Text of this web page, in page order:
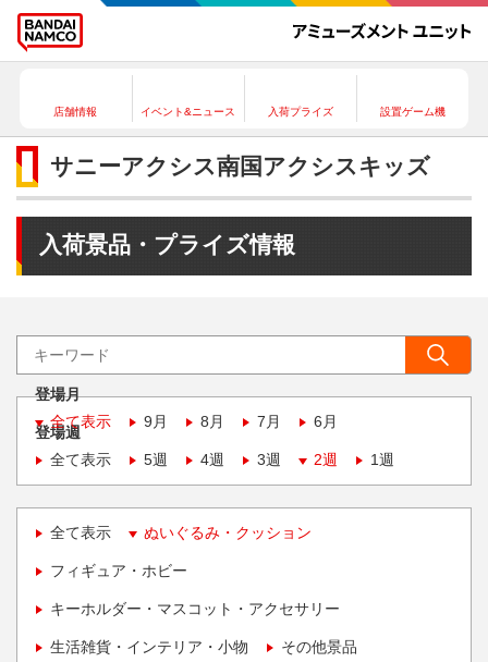
店舗情報 イベント&ニュース 入荷プライズ 設置ゲーム機
サニーアクシス南国アクシスキッズ
入荷景品・プライズ情報
登場月
全て表示
9月 8月 7月 6月
登場週
全て表示
5週 4週 3週 2週 1週
全て表示 ぬいぐるみ・クッション
フィギュア・ホビー
キーホルダー・マスコット・アクセサリー
生活雑貨・インテリア・小物 その他景品